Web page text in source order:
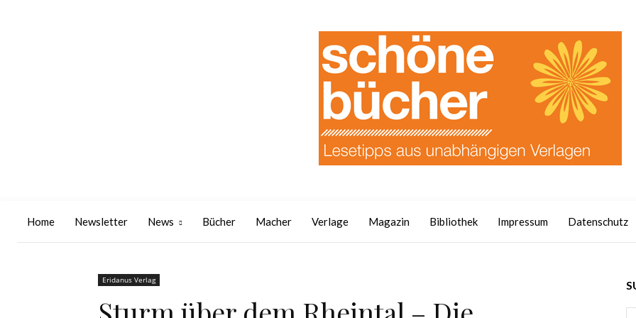
Home Newsletter News Bücher Macher Verlage Magazin Bibliothek Impressum Datenschutz
Eridanus Verlag